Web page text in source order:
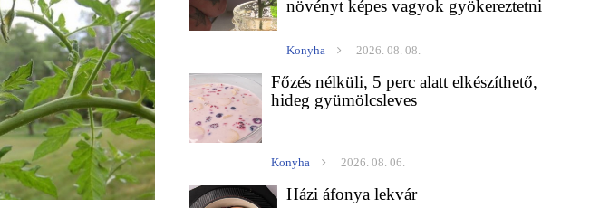
növényt képes vagyok gyökereztetni
Konyha 2026. 08. 08.
Főzés nélküli, 5 perc alatt elkészíthető,
hideg gyümölcsleves
Konyha 2026. 08. 06.
Házi áfonya lekvár